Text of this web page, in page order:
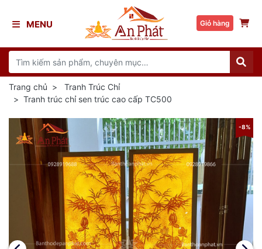
MENU Giỏ hàng
Trang chủ
Tranh Trúc Chỉ
Tranh trúc chỉ sen trúc cao cấp TC500
-8%